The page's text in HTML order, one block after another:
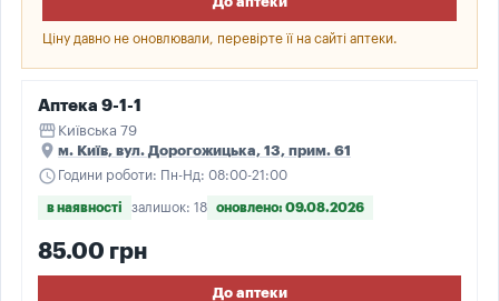
Ціну давно не оновлювали, перевірте її на сайті аптеки.
Аптека 9-1-1
storefront Київська 79
place м. Київ, вул. Дорогожицька, 13, прим. 61
schedule Години роботи: Пн-Нд: 08:00-21:00
в наявності залишок: 18 оновлено: 09.08.2026
85.00 грн
До аптеки